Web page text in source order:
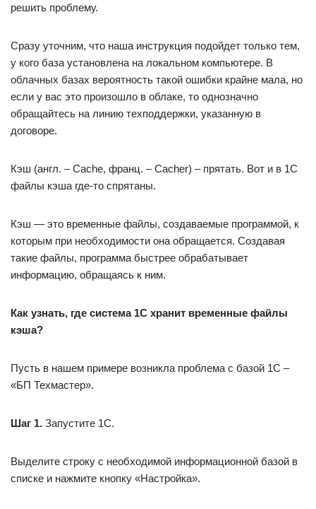
решить проблему.
Сразу уточним, что наша инструкция подойдет только тем,
у кого база установлена на локальном компьютере. В
облачных базах вероятность такой ошибки крайне мала, но
если у вас это произошло в облаке, то однозначно
обращайтесь на линию техподдержки, указанную в
договоре.
Кэш (англ. – Cache, франц. – Cacher) – прятать. Вот и в 1С
файлы кэша где-то спрятаны.
Кэш — это временные файлы, создаваемые программой, к
которым при необходимости она обращается. Создавая
такие файлы, программа быстрее обрабатывает
информацию, обращаясь к ним.
Как узнать, где система 1С хранит временные файлы
кэша?
Пусть в нашем примере возникла проблема с базой 1С –
«БП Техмастер».
Шаг 1. Запустите 1С.
Выделите строку с необходимой информационной базой в
списке и нажмите кнопку «Настройка».